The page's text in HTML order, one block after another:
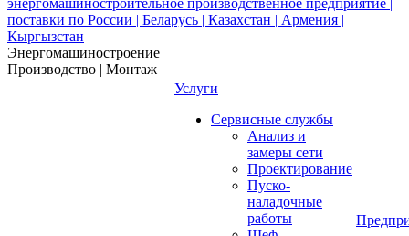
Энергомашиностроение
Производство | Монтаж
Услуги
Сервисные службы
Анализ и
замеры сети
Проектирование
Пуско-
наладочные
работы